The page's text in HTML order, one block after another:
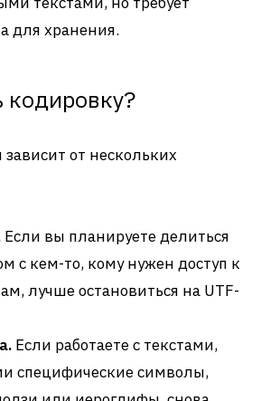
для хранения.
кодировку?
от нескольких
Если вы планируете делиться
с кем-то, кому нужен доступ к
лучше остановиться на UTF-
Если работаете с текстами,
специфические символы,